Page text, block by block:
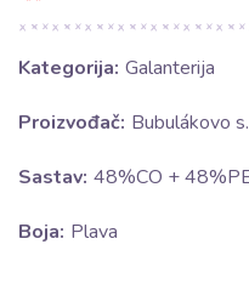
Kategorija: Galanterija
Proizvođač: Bubulákovo
Sastav: 48%CO +
Boja: Plava